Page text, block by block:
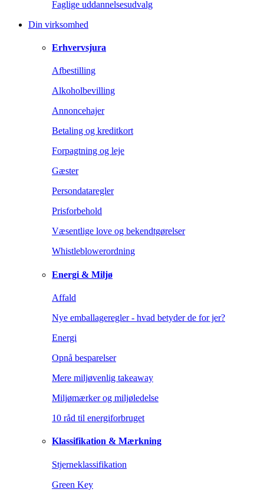
Faglige uddannelsesudvalg
Din virksomhed
Erhvervsjura
Afbestilling
Alkoholbevilling
Annoncehajer
Betaling og kreditkort
Forpagtning og leje
Gæster
Persondataregler
Prisforbehold
Væsentlige love og bekendtgørelser
Whistleblowerordning
Energi & Miljø
Affald
Nye emballageregler - hvad betyder de for jer?
Energi
Opnå besparelser
Mere miljøvenlig takeaway
Miljømærker og miljøledelse
10 råd til energiforbruget
Klassifikation & Mærkning
Stjerneklassifikation
Green Key